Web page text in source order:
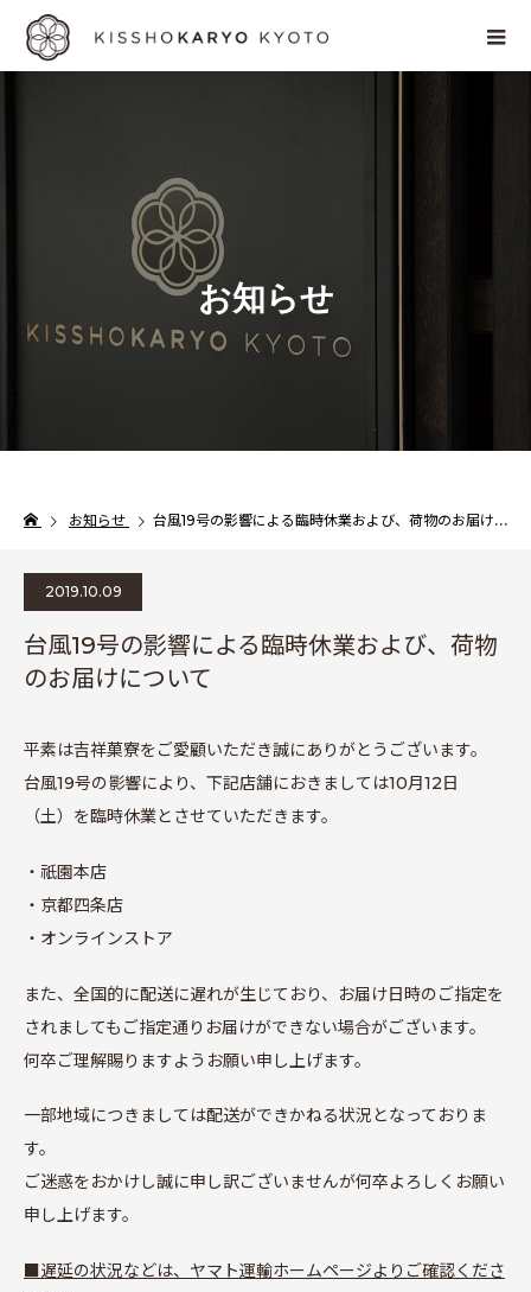
お知らせ
お知らせ 台風19号の影響による臨時休業および、荷物のお届けについて
2019.10.09
台風19号の影響による臨時休業および、荷物
のお届けについて
平素は吉祥菓寮をご愛顧いただき誠にありがとうございます。
台風19号の影響により、下記店舗におきましては10月12日
（土）を臨時休業とさせていただきます。
・祇園本店
・京都四条店
・オンラインストア
また、全国的に配送に遅れが生じており、お届け日時のご指定を
されましてもご指定通りお届けができない場合がございます。
何卒ご理解賜りますようお願い申し上げます。
一部地域につきましては配送ができかねる状況となっておりま
す。
ご迷惑をおかけし誠に申し訳ございませんが何卒よろしくお願い
申し上げます。
■遅延の状況などは、ヤマト運輸ホームページよりご確認くださ